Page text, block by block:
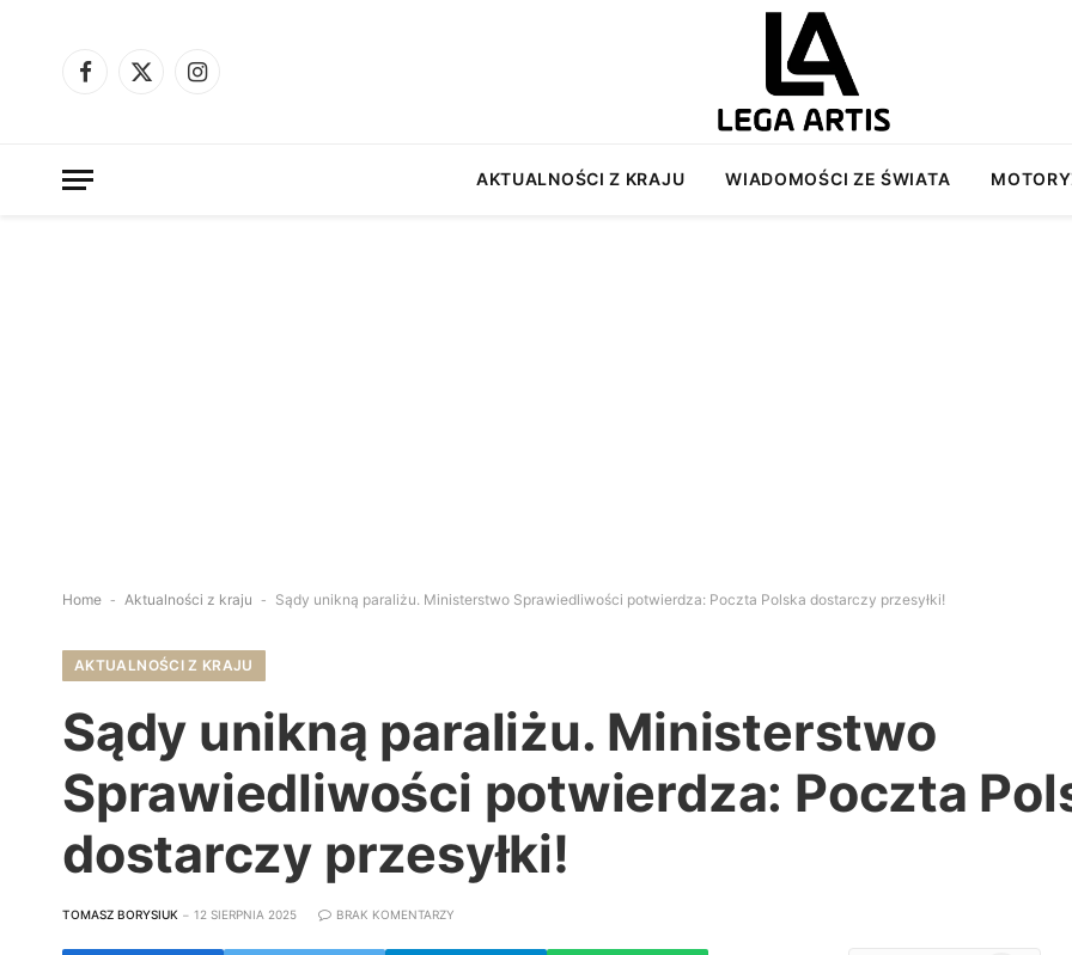
Facebook
X
Instagram
AKTUALNOŚCI Z KRAJU WIADOMOŚCI ZE ŚWIATA
Home - Aktualności z kraju - Sądy unikną paraliżu. Ministerstwo Sprawiedliwości potwierdza: Poczta Polska dostarczy przesyłki!
AKTUALNOŚCI Z KRAJU
Sądy unikną paraliżu. Ministerstwo
Sprawiedliwości potwierdza: Poczta
dostarczy przesyłki!
TOMASZ BORYSIUK 12 SIERPNIA 2025 BRAK KOMENTARZY